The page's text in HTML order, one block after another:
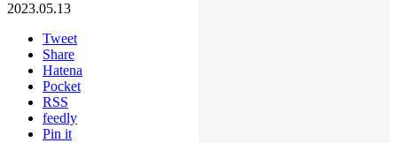
2023.05.13
Tweet
Share
Hatena
Pocket
RSS
feedly
Pin it